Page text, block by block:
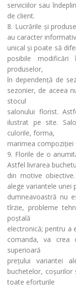
serviciilor sau
de client.
8. Lucrările și
au caracter
unical și poate să
posibile
produselor,
în dependență de
sezonier, de aceea
stocul
salonului florist.
ilustrat pe site.
culorile, forma,
marimea compoziției
9. Florile de o
Astfel livrarea
din motive
alege variantele unei
dumneavoastră nu
tîrzie, probleme
poștală
electronică; pentru a
comanda, va crea
superioară
prețului variantei
buchetelor, coșurilor
toate eforturile